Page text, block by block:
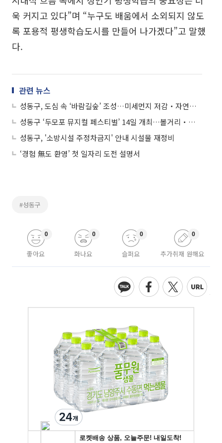
욱 커지고 있다”며 “누구도 배움에서 소외되지 않도
록 포용적 평생학습도시를 만들어 나가겠다”고 말했
다.
관련 뉴스
성동구, 도심 속 ‘바람길숲’ 조성…미세먼지 저감‧자연성 회복 기대
성동구 ‘두모포 뮤지컬 페스티벌’ 14일 개최…볼거리‧즐길거리 한가득
성동구, '소방시설 주정차금지' 안내 시설물 재정비
‘경험 無도 환영’ 첫 일자리 도전 설명서
#성동구
좋아요
0
화나요
0
슬퍼요
0
추가취재 원해요
0